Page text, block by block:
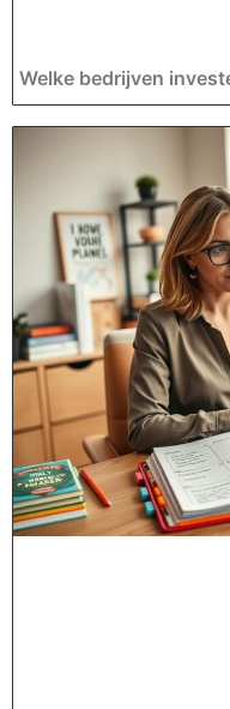
Welke bedrijven